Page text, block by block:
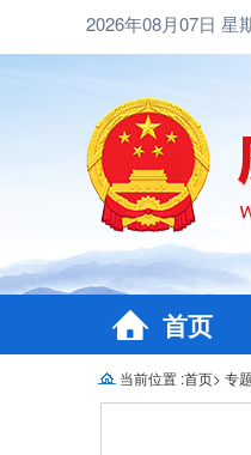
2026年08月07日 星
首页
当前位置 :首页> 专